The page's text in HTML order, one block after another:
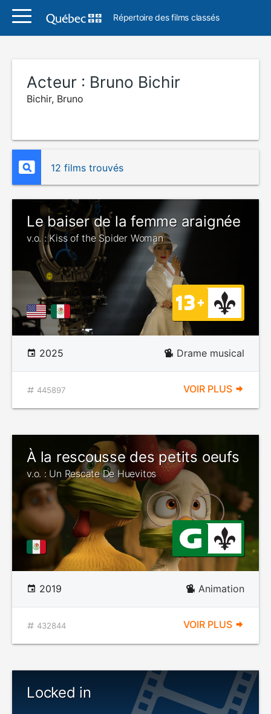
Répertoire des films classés
Acteur : Bruno Bichir
Bichir, Bruno
12 films trouvés
Le baiser de la femme araignée
v.o. : Kiss of the Spider Woman
2025 Drame musical
445897 VOIR PLUS
À la rescousse des petits oeufs
v.o. : Un Rescate De Huevitos
2019 Animation
432844 VOIR PLUS
Locked in